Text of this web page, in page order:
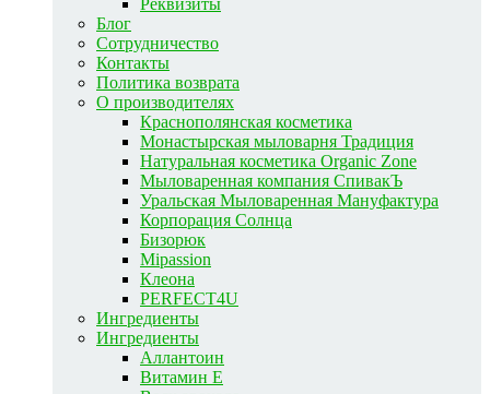
Блог
Сотрудничество
Контакты
Политика возврата
О производителях
Краснополянская косметика
Монастырская мыловарня Традиция
Натуральная косметика Organic Zone
Мыловаренная компания СпивакЪ
Уральская Мыловаренная Мануфактура
Корпорация Солнца
Бизорюк
Mipassion
Клеона
PERFECT4U
Ингредиенты
Ингредиенты
Аллантоин
Витамин E